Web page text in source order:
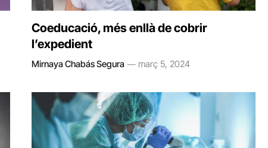
Coeducació, més enllà de cobrir
l’expedient
Mirnaya Chabás Segura març 5, 2024